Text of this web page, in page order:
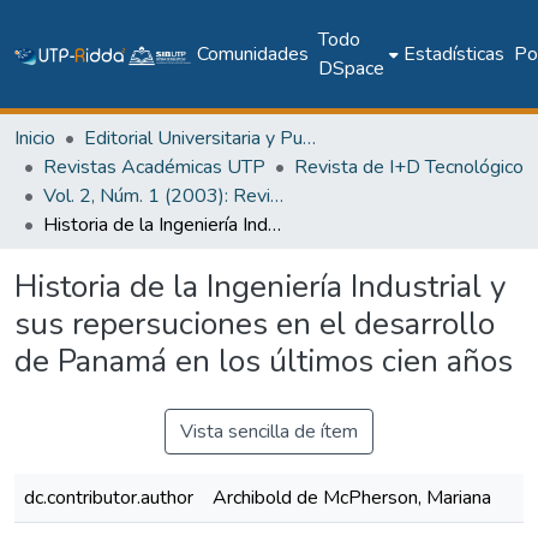
Comunidades
Todo
DSpace
Estadísticas
Inicio
Editorial Universitaria y Publicaciones Seriadas
Revistas Académicas UTP
Revista de I+D Tecnológico
Vol. 2, Núm. 1 (2003): Revista I+D Tecnológico
Historia de la Ingeniería Industrial y sus repersuciones en el desarrollo de Panamá en los últimos cien años
Historia de la Ingeniería Industrial y
sus repersuciones en el desarrollo
de Panamá en los últimos cien años
Vista sencilla de ítem
dc.contributor.author Archibold de McPherson, Mariana